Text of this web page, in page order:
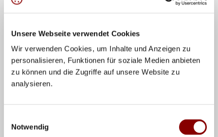
Unsere Webseite verwendet Cookies
Wir verwenden Cookies, um Inhalte und Anzeigen zu
personalisieren, Funktionen für soziale Medien anbieten
zu können und die Zugriffe auf unsere Website zu
analysieren.
Notwendig
Vorsprung geht der VfB Friedrichshafen am 13. März
Rückspiel der Champions League gegen Treviso/ITA.
Siegt der frischgebackene DVV-Pokalsieger auch in der
ARENA Friedrichshafen, zieht die Mannschaft von
Stelian Moculescu abermals in das Finalturnier ein und
kann weiter von der Titelverteidigung in der
Doch bis dahin dürfte die Häfler noch ein hartes Stück